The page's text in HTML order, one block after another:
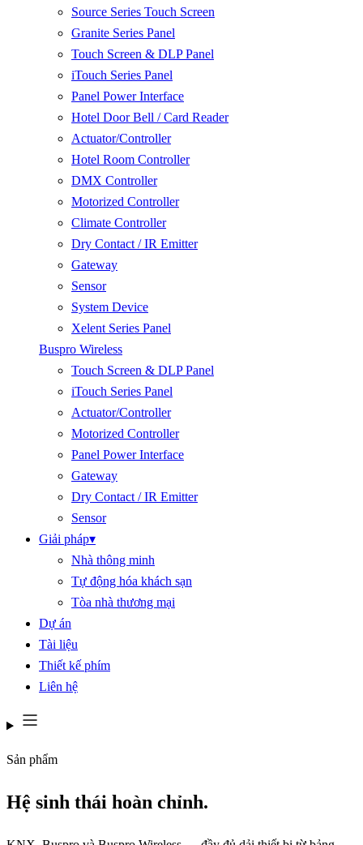
Source Series Touch Screen
Granite Series Panel
Touch Screen & DLP Panel
iTouch Series Panel
Panel Power Interface
Hotel Door Bell / Card Reader
Actuator/Controller
Hotel Room Controller
DMX Controller
Motorized Controller
Climate Controller
Dry Contact / IR Emitter
Gateway
Sensor
System Device
Xelent Series Panel
Buspro Wireless
Touch Screen & DLP Panel
iTouch Series Panel
Actuator/Controller
Motorized Controller
Panel Power Interface
Gateway
Dry Contact / IR Emitter
Sensor
Giải pháp▾
Nhà thông minh
Tự động hóa khách sạn
Tòa nhà thương mại
Dự án
Tài liệu
Thiết kế phím
Liên hệ
Sản phẩm
Hệ sinh thái hoàn chỉnh.